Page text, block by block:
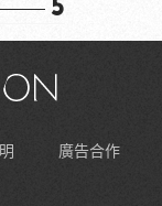
5
廣告合作